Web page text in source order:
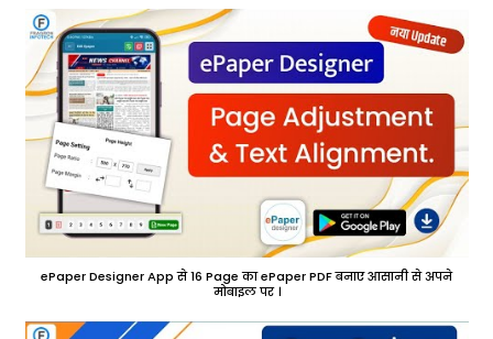
ePaper Designer App से 16 Page का ePaper PDF बनाए आसानी से अपने
मोबाइल पर ।